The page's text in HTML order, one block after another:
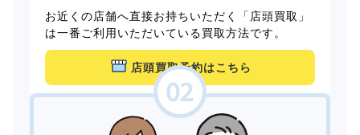
お近くの店舗へ直接お持ちいただく「店頭買取」
は一番ご利用いただいている買取方法です。
店頭買取予約はこちら